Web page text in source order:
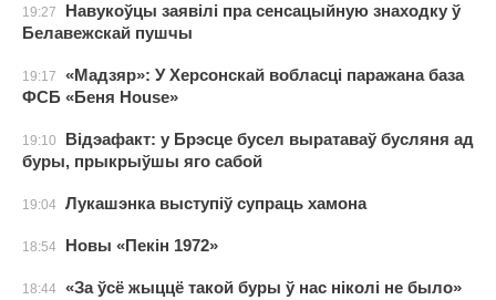
19:27
Навукоўцы заявілі пра сенсацыйную знаходку ў
Белавежскай пушчы
19:17
«Мадзяр»: У Херсонскай вобласці паражана база
ФСБ «Беня House»
19:10
Відэафакт: у Брэсце бусел выратаваў бусляня ад
буры, прыкрыўшы яго сабой
19:04 Лукашэнка выступіў супраць хамона
18:54 Новы «Пекін 1972»
18:44 «За ўсё жыццё такой буры ў нас ніколі не было»